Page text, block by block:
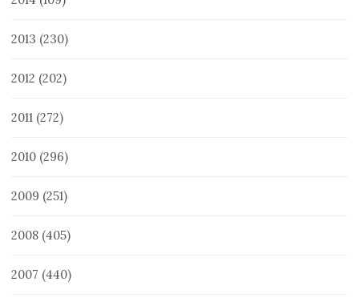
2013 (230)
2012 (202)
2011 (272)
2010 (296)
2009 (251)
2008 (405)
2007 (440)